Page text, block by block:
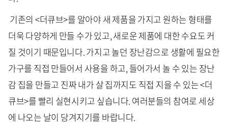
기존의 <더큐브>를 알아야 새 제품을 가지고 원하는 형태를
더욱 다양하게 만들 수가 있고, 새로운 제품에 대한 수요도 커
질 것이기 때문입니다. 가지고 놀던 장난감으로 생활에 필요한
가구를 직접 만들어서 사용을 하고, 들어가서 놀 수 있는 장난
감 집을 만들고 진짜 내가 살 집까지도 직접 지을 수 있는 <더
큐브>를 빨리 실현시키고 싶습니다. 여러분들의 참여로 세상
에 나오는 날이 당겨지기를 바랍니다.